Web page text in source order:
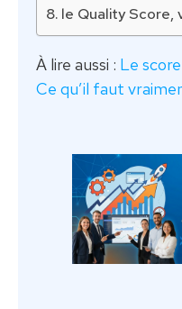
le Quality Score,
À lire aussi : Le
Ce qu’il faut